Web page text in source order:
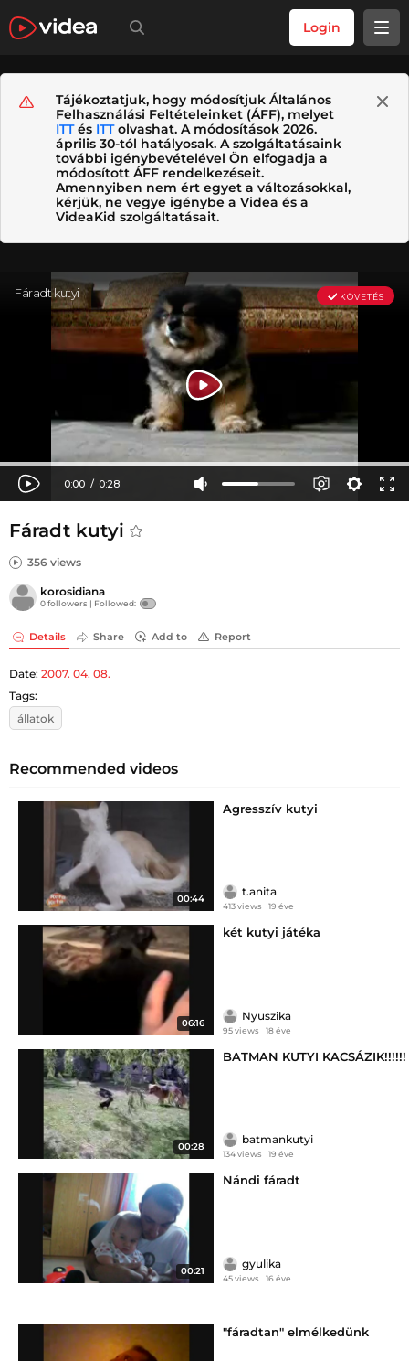
Login
Tájékoztatjuk, hogy módosítjuk Általános
Felhasználási Feltételeinket (ÁFF), melyet
ITTés ITTolvashat. A módosítások 2026.
április 30-tól hatályosak. A szolgáltatásaink
további igénybevételével Ön elfogadja a
módosított ÁFF rendelkezéseit.
Amennyiben nem ért egyet a változásokkal,
kérjük, ne vegye igénybe a Videa és a
VideaKid szolgáltatásait.
Fáradt kutyi
356 views
korosidiana
0 followers | Followed:
Details Share Add to Report
Date: 2007. 04. 08.
Tags:
állatok
Recommended videos
00:44
Agresszív kutyi
t.anita
413 views 19 éve
06:16
két kutyi játéka
Nyuszika
95 views 18 éve
00:28
BATMAN KUTYI KACSÁZIK!!!!!!
batmankutyi
134 views 19 éve
00:21
Nándi fáradt
gyulika
45 views 16 éve
"fáradtan" elmélkedünk